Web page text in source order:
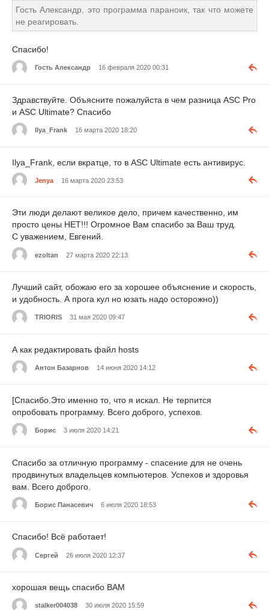
Гость Александр, это программа параноик, так что можете
не реагировать.
Спасибо!
Гость Александр 16 февраля 2020 00:31
Здравствуйте. Объясните пожалуйста в чем разница ASC Pro
и ASC Ultimate? Спасибо
Ilya_Frank 16 марта 2020 18:20
Ilya_Frank, если вкратце, то в ASC Ultimate есть антивирус.
Jenya 16 марта 2020 23:53
Эти люди делают великое дело, причем качественно, им
просто цены НЕТ!!! Огромное Вам спасибо за Ваш труд.
С уважением, Евгений.
ezoltan 27 марта 2020 22:13
Лучший сайт, обожаю его за хорошее объяснение и скорость,
и удобность. А прога кул но юзать надо осторожно))
TRIORIS 31 мая 2020 09:47
А как редактировать файл hosts
Антон Базарнов 14 июня 2020 14:12
[Спасибо.Это именно то, что я искал. Не терпится
опробовать программу. Всего доброго, успехов.
Борис 3 июля 2020 14:21
Спасибо за отличную программу - спасение для не очень
продвинутых владельцев компьютеров. Успехов и здоровья
вам. Всего доброго.
Борис Панасевич 6 июля 2020 18:53
Спасибо! Всё работает!
Сергей 26 июля 2020 12:37
хорошая вещь спасибо ВАМ
stalker004038 30 июля 2020 15:59